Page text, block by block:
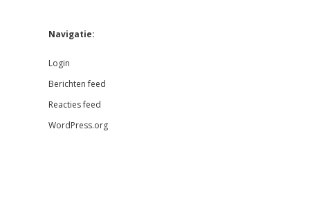
Navigatie:
Login
Berichten feed
Reacties feed
WordPress.org